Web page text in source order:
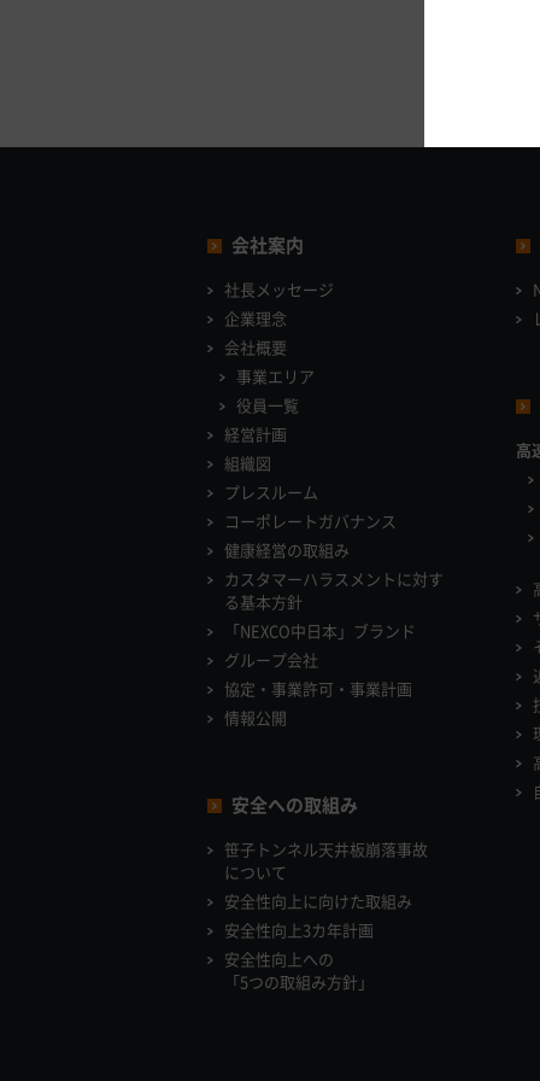
会社案内
社長メッセージ
企業理念
会社概要
事業エリア
役員一覧
経営計画
組織図
プレスルーム
コーポレートガバナンス
健康経営の取組み
カスタマーハラスメントに対す
る基本方針
「NEXCO中日本」ブランド
グループ会社
協定・事業許可・事業計画
情報公開
安全への取組み
笹子トンネル天井板崩落事故
について
安全性向上に向けた取組み
安全性向上3カ年計画
安全性向上への
「5つの取組み方針」
高